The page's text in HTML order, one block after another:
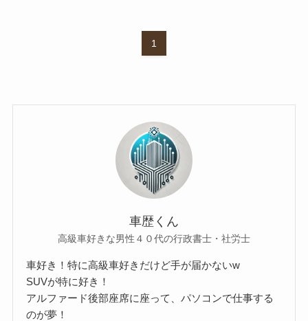
1
車歴くん
高級車好きな男性４０代の行政書士・社労士
車好き！特に高級車好きだけど手が届かないw
SUVが特に好き！
アルファード後部座席に座って、パソコンで仕事する
のが夢！